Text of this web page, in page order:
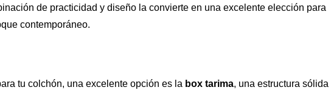
de practicidad y diseño la convierte en una excelente elección para
contemporáneo.
tu colchón, una excelente opción es la box tarima, una estructura sólida